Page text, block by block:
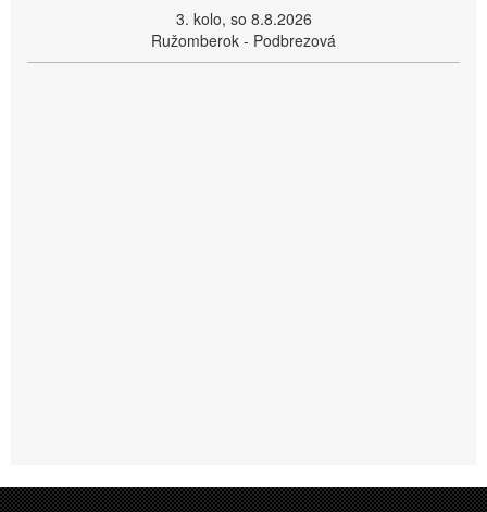
3. kolo, so 8.8.2026
Ružomberok - Podbrezová